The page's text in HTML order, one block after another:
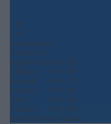
°
C
+35°
+26°
Θεσσαλονίκη
Πέμπτη, 06
Παρασκευή+34°+26°
Σάββατο
+37°+25°
Κυριακή
+39°+27°
Δευτέρα
+33°+26°
Τρίτη
+35°+24°
Τετάρτη
+37°+24°
Πρόγνωση για 7 μέρες